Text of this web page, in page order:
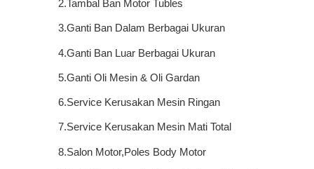
2.Tambal Ban Motor Tubles
3.Ganti Ban Dalam Berbagai Ukuran
4.Ganti Ban Luar Berbagai Ukuran
5.Ganti Oli Mesin & Oli Gardan
6.Service Kerusakan Mesin Ringan
7.Service Kerusakan Mesin Mati Total
8.Salon Motor,Poles Body Motor